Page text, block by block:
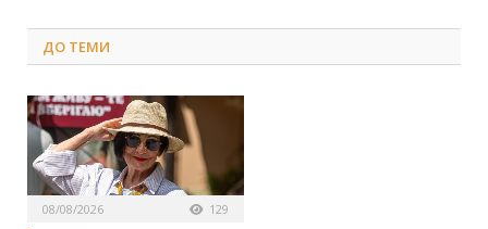
ДО ТЕМИ
08/08/2026 129